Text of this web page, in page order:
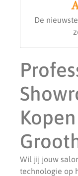
De
Wil jij jouw
technologie op